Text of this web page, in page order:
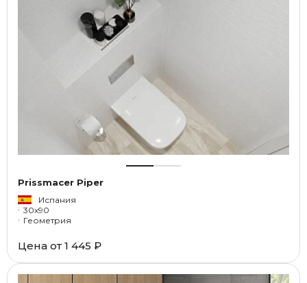
Prissmacer Piper
Испания
30x90
Геометрия
Цена от 1 445 ₽